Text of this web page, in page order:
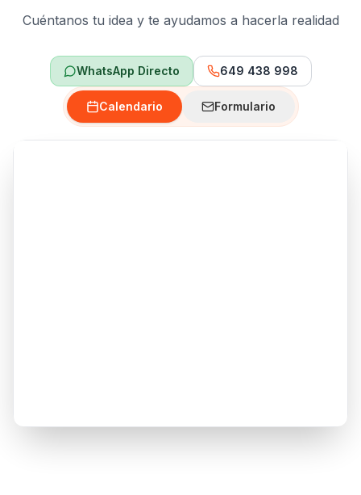
Cuéntanos tu idea y te ayudamos a hacerla realidad
Calendario Formulario
WhatsApp Directo 649 438 998